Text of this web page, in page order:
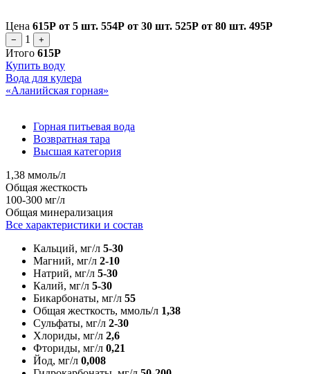
Цена 615Р от 5 шт. 554Р от 30 шт. 525Р от 80 шт. 495Р
− 1 +
Итого 615Р
Купить воду
Вода для кулера
«Аланийская горная»
Горная питьевая вода
Возвратная тара
Высшая категория
1,38 ммоль/л
Общая жесткость
100-300 мг/л
Общая минерализация
Все характеристики и состав
Кальций, мг/л 5-30
Магний, мг/л 2-10
Натрий, мг/л 5-30
Калий, мг/л 5-30
Бикарбонаты, мг/л 55
Общая жесткость, ммоль/л 1,38
Сульфаты, мг/л 2-30
Хлориды, мг/л 2,6
Фториды, мг/л 0,21
Йод, мг/л 0,008